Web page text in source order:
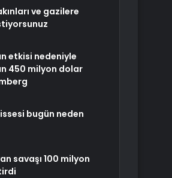
ve gazilere
etkisi nedeniyle
450 milyon dolar
bugün neden
savaşı 100 milyon